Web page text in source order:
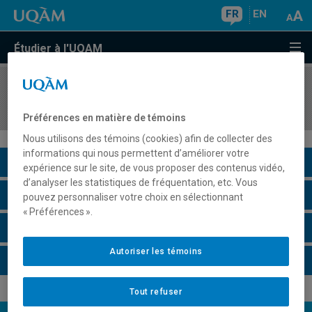
FR EN
Étudier à l'UQAM
COURS//
Description du cours
Horaire - Été 2026
Préférences en matière de témoins
Nous utilisons des témoins (cookies) afin de collecter des
informations qui nous permettent d’améliorer votre
expérience sur le site, de vous proposer des contenus vidéo,
d’analyser les statistiques de fréquentation, etc. Vous
pouvez personnaliser votre choix en sélectionnant
« Préférences ».
Tout refuser
Autoriser les témoins